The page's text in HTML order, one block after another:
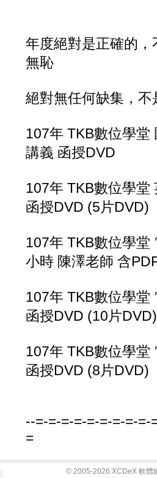
年度絕對是正確的
無恥
絕對無任何缺集，
107年 TKB數位學堂
講義 函授DVD
107年 TKB數位學堂
函授DVD (5片DVD)
107年 TKB數位學堂
小時 陳澤老師 含
107年 TKB數位學堂
函授DVD (10片DVD)
107年 TKB數位學堂
函授DVD (8片DVD)
--=-=-=-=-=-=-=-=-=-
=
© 2005-2026 XCDeX 軟體